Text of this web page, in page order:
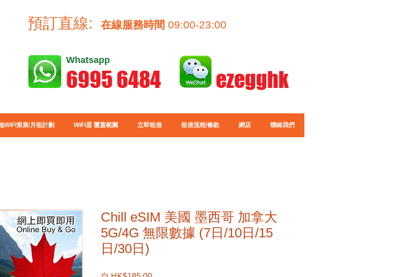
預訂直線: 在線服務時間 09:00-23:00
Whatsapp
6995 6484 ezegghk
WiFi策展/月租計劃 WiFi蛋 覆蓋範圍 立即租借 租借流程/條款 網店 聯絡我們
Chill eSIM 美國 墨西哥 加拿大
5G/4G 無限數據 (7日/10日/15
日/30日)